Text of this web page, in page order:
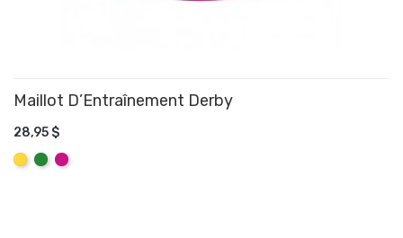
Maillot D’Entraînement Derby
28,95 $
Jaune
VertRose
AJOUTER AU PANIER